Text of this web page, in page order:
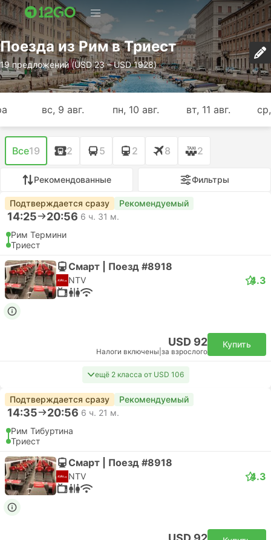
Поезда из Рим в Триест
19 предложений (USD 23 – USD 1928)
вс, 9 авг. пн, 10 авг. вт, 11 авг.
Все19 2 5 2 8 2
Рекомендованные Фильтры
Подтверждается сразу Рекомендуемый
14:25 20:56 6 ч. 31 м.
Рим Термини
Триест
Смарт | Поезд #8918
NTV 4.3
USD 92
Налоги включены за взрослого
Купить
ещё 2 класса от USD 106
Подтверждается сразу Рекомендуемый
14:35 20:56 6 ч. 21 м.
Рим Тибуртина
Триест
Смарт | Поезд #8918
NTV 4.3